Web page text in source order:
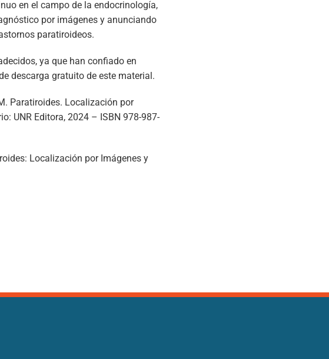
en el campo de la endocrinología,
por imágenes y anunciando
paratiroideos.
ya que han confiado en
descarga gratuito de este material.
Paratiroides. Localización por
UNR Editora, 2024 – ISBN 978-987-
Localización por Imágenes y